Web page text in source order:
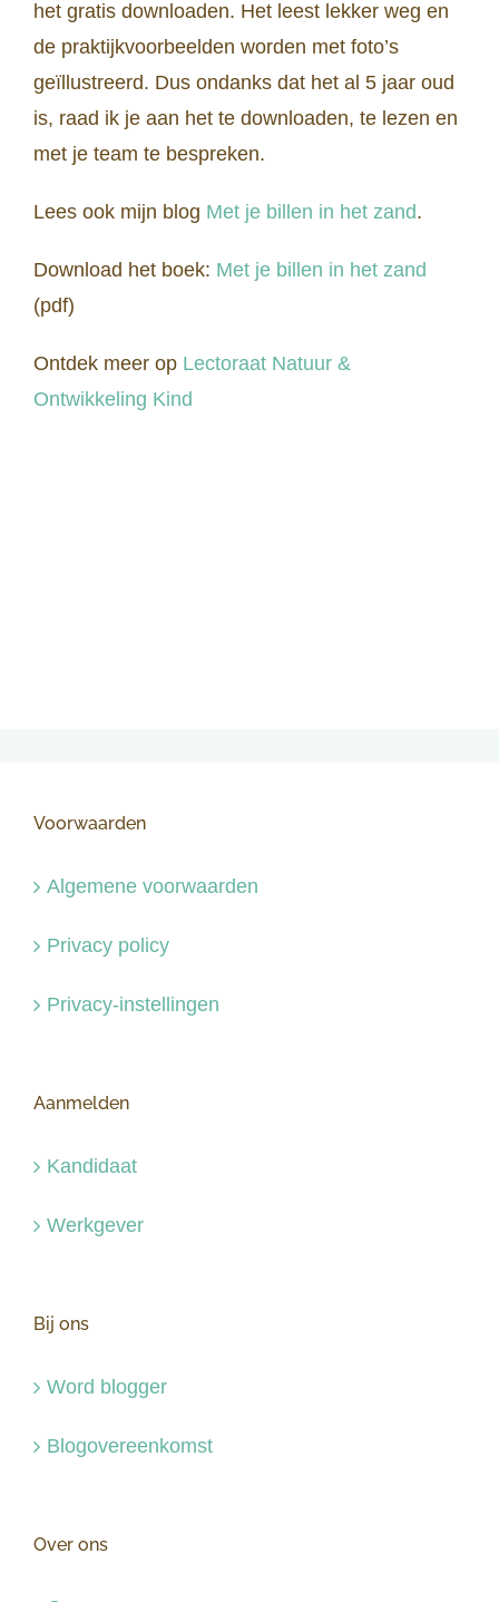
het gratis downloaden. Het leest lekker weg en
de praktijkvoorbeelden worden met foto’s
geïllustreerd. Dus ondanks dat het al 5 jaar oud
is, raad ik je aan het te downloaden, te lezen en
met je team te bespreken.
Lees ook mijn blog Met je billen in het zand.
Download het boek: Met je billen in het zand
(pdf)
Ontdek meer op Lectoraat Natuur &
Ontwikkeling Kind
Voorwaarden
Algemene voorwaarden
Privacy policy
Privacy-instellingen
Aanmelden
Kandidaat
Werkgever
Bij ons
Word blogger
Blogovereenkomst
Over ons